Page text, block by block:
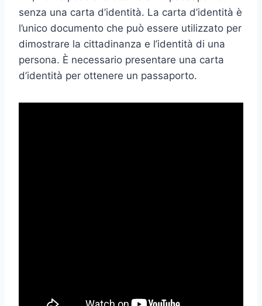
senza una carta d’identità. La carta d’identità è
l’unico documento che può essere utilizzato per
dimostrare la cittadinanza e l’identità di una
persona. È necessario presentare una carta
d’identità per ottenere un passaporto.